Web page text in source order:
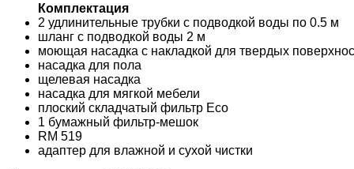
Комплектация
2 удлинительные трубки с подводкой воды по 0.5 м
шланг с подводкой воды 2 м
моющая насадка с накладкой для твердых
насадка для пола
щелевая насадка
насадка для мягкой мебели
плоский складчатый фильтр Eco
1 бумажный фильтр-мешок
RM 519
адаптер для влажной и сухой чистки